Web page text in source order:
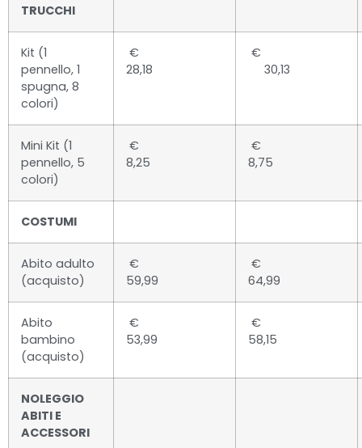
TRUCCHI
Kit (1
pennello, 1
spugna, 8
colori)
€
28,18
€
30,13
Mini Kit (1
pennello, 5
colori)
€
8,25
€
8,75
COSTUMI
Abito adulto
(acquisto)
€
59,99
€
64,99
Abito
bambino
(acquisto)
€
53,99
€
58,15
NOLEGGIO
ABITI E
ACCESSORI